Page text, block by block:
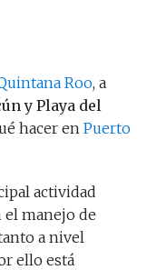
Roo, a
y Playa del
hacer en Puerto
actividad
el manejo de
a nivel
ello está